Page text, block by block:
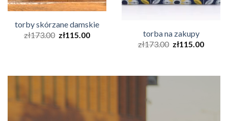
torby skórzane damskie
zł173.00 zł115.00
torba na zakupy
zł173.00 zł115.00